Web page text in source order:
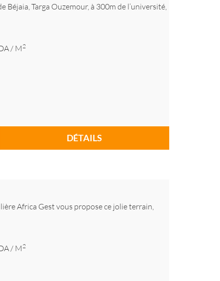
Targa Ouzemour, à 300m de l’université,
/ M 2
DÉTAILS
Africa Gest vous propose ce jolie terrain,
/ M 2